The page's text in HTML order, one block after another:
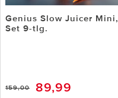
Genius Slow Juicer Mini,
Set 9-tlg.
159,00 89,99